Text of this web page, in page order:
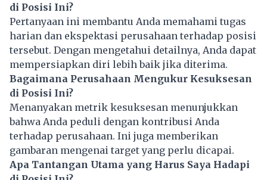
di Posisi Ini?
Pertanyaan ini membantu Anda memahami tugas
harian dan ekspektasi perusahaan terhadap posisi
tersebut. Dengan mengetahui detailnya, Anda dapat
mempersiapkan diri lebih baik jika diterima.
Bagaimana Perusahaan Mengukur Kesuksesan
di Posisi Ini?
Menanyakan metrik kesuksesan menunjukkan
bahwa Anda peduli dengan kontribusi Anda
terhadap perusahaan. Ini juga memberikan
gambaran mengenai target yang perlu dicapai.
Apa Tantangan Utama yang Harus Saya Hadapi